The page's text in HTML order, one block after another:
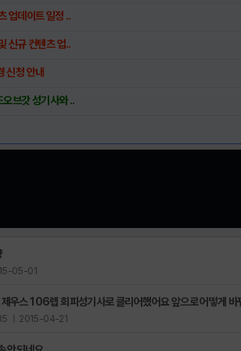
업데이트 일정 ..
신규 컨텐츠 업..
신청 안내
브갓 성기사와 ..
05-01
우스 106렙 회피성기사로 클리어했어요 앞으로 어떻게 바
| 2015-04-21